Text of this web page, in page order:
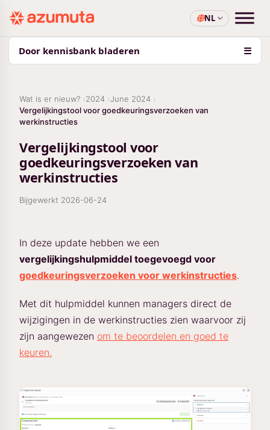
NL
Door kennisbank bladeren ☰
Wat is er nieuw? 2024 June 2024
Vergelijkingstool voor goedkeuringsverzoeken van
werkinstructies
Vergelijkingstool voor
goedkeuringsverzoeken van
werkinstructies
Bijgewerkt 2026-06-24
In deze update hebben we een
vergelijkingshulpmiddel toegevoegd voor
goedkeuringsverzoeken voor werkinstructies.
Met dit hulpmiddel kunnen managers direct de
wijzigingen in de werkinstructies zien waarvoor zij
zijn aangewezen om te beoordelen en goed te
keuren.